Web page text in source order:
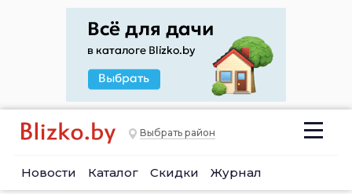
Выбрать район
Новости Каталог Скидки Журнал